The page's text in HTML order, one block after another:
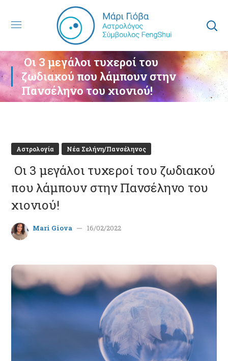
Οι 3 μεγάλοι τυχεροί του
ζωδιακού που λάμπουν στην
Πανσέληνο του χιονιού!
Αστρολογία Νέα Σελήνη/Πανσέληνος
Οι 3 μεγάλοι τυχεροί του ζωδιακού
που λάμπουν στην Πανσέληνο του
χιονιού!
Mari Giova 16/02/2022